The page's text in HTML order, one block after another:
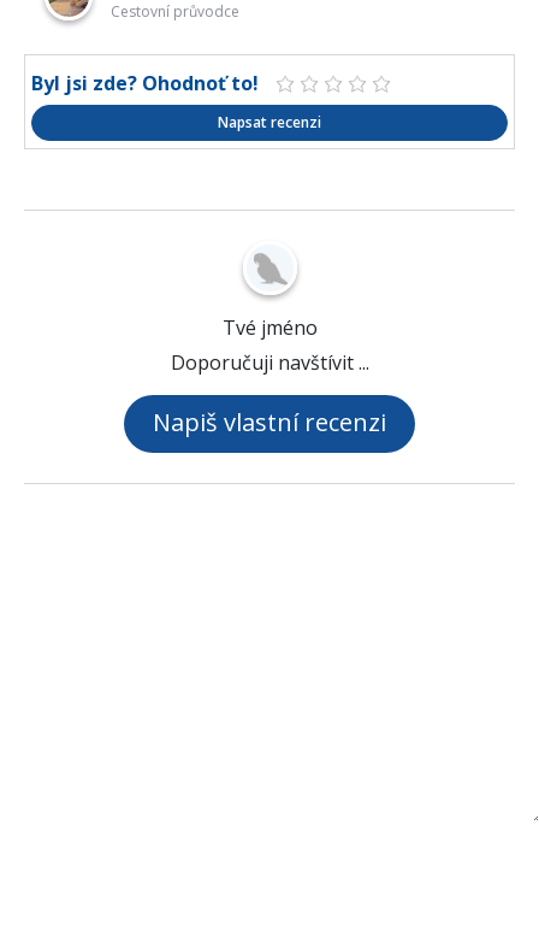
Cestovní průvodce
Byl jsi zde? Ohodnoť to!
Napsat recenzi
Tvé jméno
Doporučuji navštívit ...
Napiš vlastní recenzi